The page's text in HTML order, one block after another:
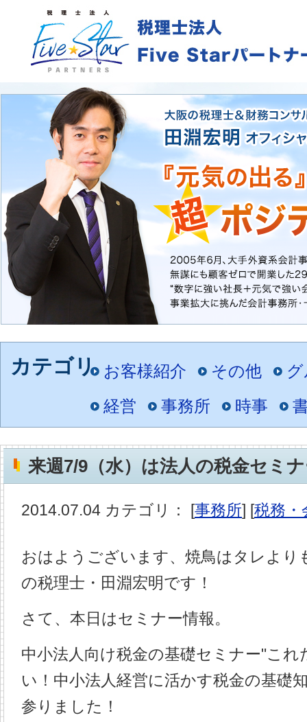
お客様紹介 その他
経営
事務所 時事
来週7/9（水）は法人の税金セミ
2014.07.04 カテゴリ： [事務所] [税務・
おはようございます、焼鳥はタレより
の税理士・田淵宏明です！
さて、本日はセミナー情報。
中小法人向け税金の基礎セミナー"こ
い！中小法人経営に活かす税金の基礎
参りました！